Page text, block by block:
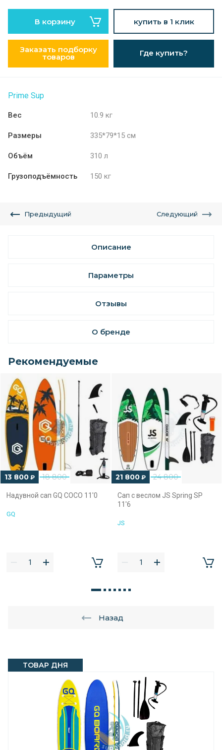
ТОВАР ДНЯ
В корзину купить в 1 клик
Заказать подборку
товаров Где купить?
Prime Sup
Вес 10.9 кг
Размеры 335*79*15 см
Объём 310 л
Грузоподъёмность 150 кг
Предыдущий Следующий
Описание
Параметры
Отзывы
О бренде
Рекомендуемые
18 800
13 800 ₽
Надувной сап GQ COCO 11'0
GQ
24 800
21 800 ₽
Сап с веслом JS Spring SP
11'6
JS
Назад